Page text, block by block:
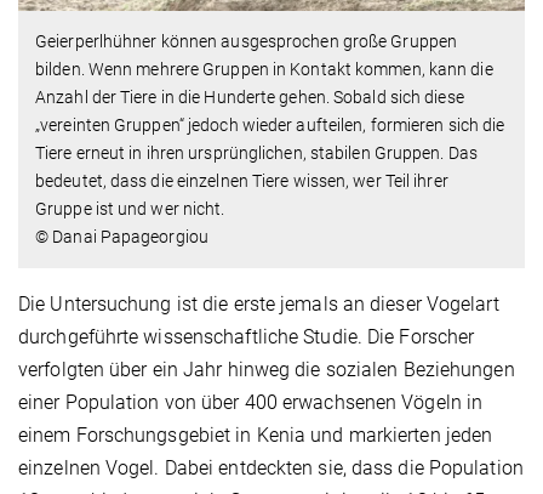
Geierperlhühner können ausgesprochen große Gruppen
bilden. Wenn mehrere Gruppen in Kontakt kommen, kann die
Anzahl der Tiere in die Hunderte gehen. Sobald sich diese
„vereinten Gruppen“ jedoch wieder aufteilen, formieren sich die
Tiere erneut in ihren ursprünglichen, stabilen Gruppen. Das
bedeutet, dass die einzelnen Tiere wissen, wer Teil ihrer
Gruppe ist und wer nicht.
© Danai Papageorgiou
Die Untersuchung ist die erste jemals an dieser Vogelart
durchgeführte wissenschaftliche Studie. Die Forscher
verfolgten über ein Jahr hinweg die sozialen Beziehungen
einer Population von über 400 erwachsenen Vögeln in
einem Forschungsgebiet in Kenia und markierten jeden
einzelnen Vogel. Dabei entdeckten sie, dass die Population